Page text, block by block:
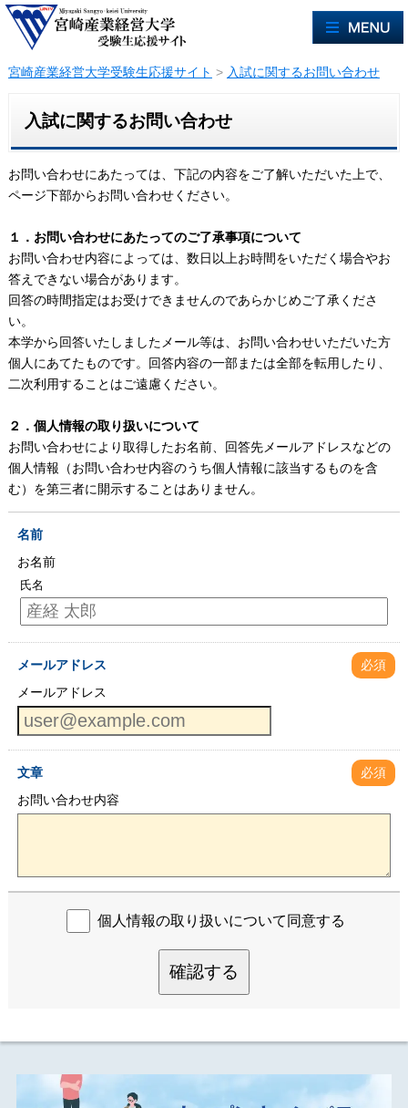
宮崎産業経営大学受験生応援サイト > 入試に関するお問い合わせ
入試に関するお問い合わせ
お問い合わせにあたっては、下記の内容をご了解いただいた上で、
ページ下部からお問い合わせください。
１．お問い合わせにあたってのご了承事項について
お問い合わせ内容によっては、数日以上お時間をいただく場合やお
答えできない場合があります。
回答の時間指定はお受けできませんのであらかじめご了承くださ
い。
本学から回答いたしましたメール等は、お問い合わせいただいた方
個人にあてたものです。回答内容の一部または全部を転用したり、
二次利用することはご遠慮ください。
２．個人情報の取り扱いについて
お問い合わせにより取得したお名前、回答先メールアドレスなどの
個人情報（お問い合わせ内容のうち個人情報に該当するものを含
む）を第三者に開示することはありません。
名前
お名前
氏名
メールアドレス
必須
メールアドレス
文章
必須
お問い合わせ内容
個人情報の取り扱いについて同意する
確認する